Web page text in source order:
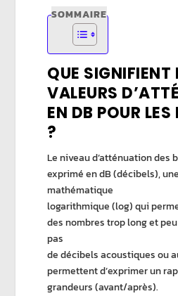
SOMMAIRE
QUE SIGNIFIENT
VALEURS
EN DB POUR
?
Le niveau d’atténuation des
exprimé en dB (décibels),
mathématique
logarithmique (log) qui
des nombres trop long et
pas
de décibels acoustiques ou
permettent d’exprimer un
grandeurs (avant/après).